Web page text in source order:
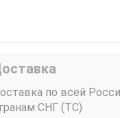
по всей
СНГ (ТС)